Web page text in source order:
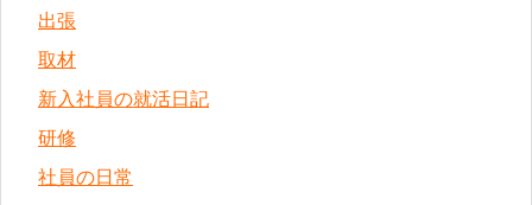
出張
取材
新入社員の就活日記
研修
社員の日常